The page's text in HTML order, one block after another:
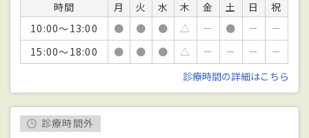
時間 月 火 水 木 金 土 日
祝
10:00～13:00
● ● ● △ － ● －
－
15:00～18:00
● ● ● △ － － －
－
診療時間の詳細はこちら
診療時間外